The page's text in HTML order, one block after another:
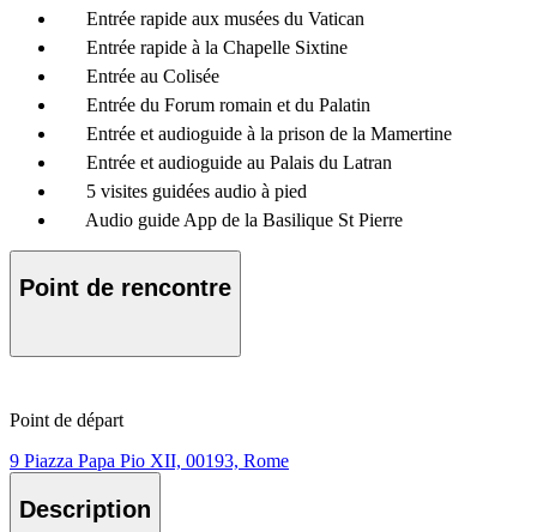
Entrée rapide aux musées du Vatican
Entrée rapide à la Chapelle Sixtine
Entrée au Colisée
Entrée du Forum romain et du Palatin
Entrée et audioguide à la prison de la Mamertine
Entrée et audioguide au Palais du Latran
5 visites guidées audio à pied
Audio guide App de la Basilique St Pierre
Point de rencontre
Point de départ
9 Piazza Papa Pio XII, 00193, Rome
Description